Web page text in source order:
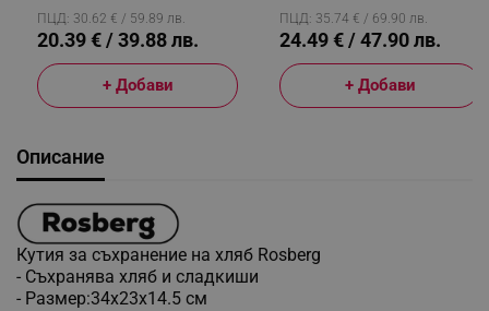
ПЦД: 30.62 € / 59.89 лв.
20.39 € / 39.88 лв.
+ Добави
ПЦД: 35.74 € / 69.90 лв.
24.49 € / 47.90 лв.
+ Добави
Описание
Кутия за съхранение на хляб Rosberg
- Съхранява хляб и сладкиши
- Размер:34х23х14.5 см